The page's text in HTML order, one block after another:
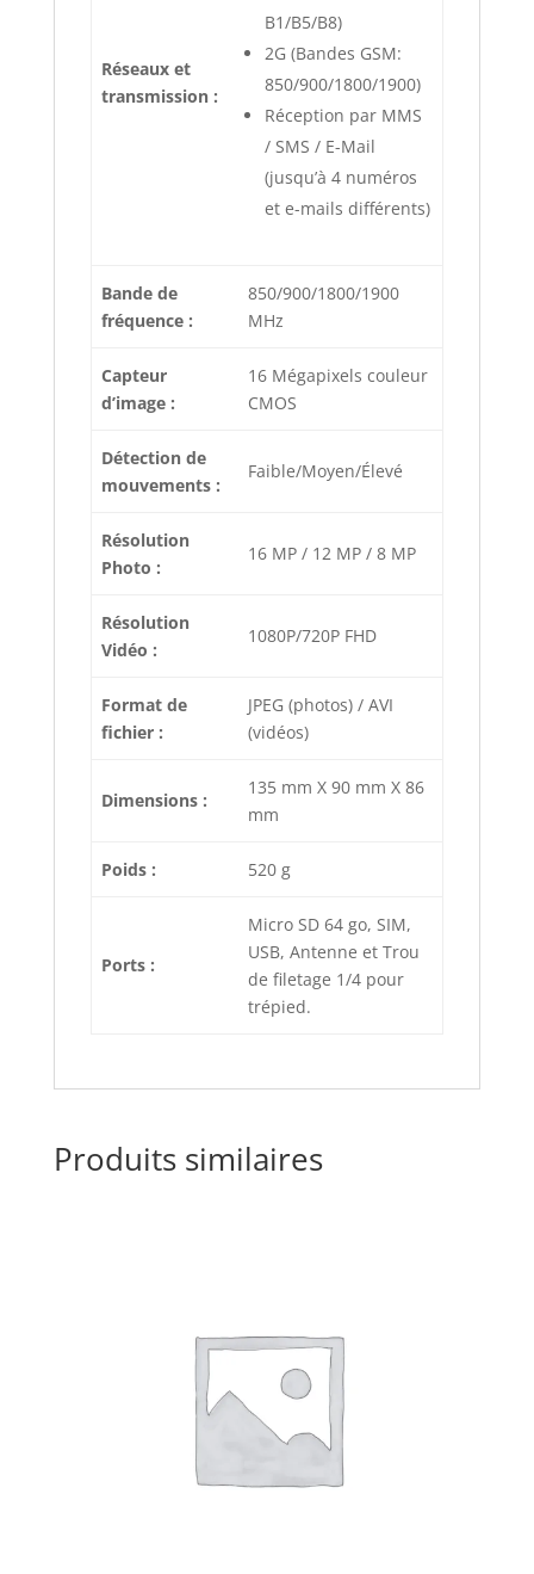
Réseaux et
transmission :
B1/B5/B8)
2G (Bandes GSM:
850/900/1800/1900)
Réception par MMS
/ SMS / E-Mail
(jusqu’à 4 numéros
et e-mails différents)
Bande de
fréquence :
850/900/1800/1900
MHz
Capteur
d’image :
16 Mégapixels couleur
CMOS
Détection de
mouvements :
Faible/Moyen/Élevé
Résolution
Photo :
16 MP / 12 MP / 8 MP
Résolution
Vidéo :
1080P/720P FHD
Format de
fichier :
JPEG (photos) / AVI
(vidéos)
Dimensions :
135 mm X 90 mm X 86
mm
Poids : 520 g
Ports :
Micro SD 64 go, SIM,
USB, Antenne et Trou
de filetage 1/4 pour
trépied.
Produits similaires